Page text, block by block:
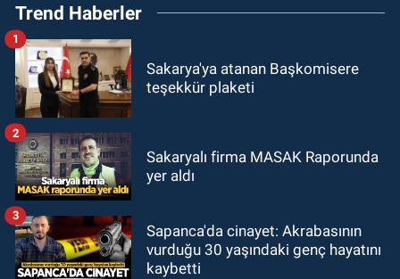
Trend Haberler
Sakarya'ya atanan Başkomisere
teşekkür plaketi
1
Sakaryalı firma MASAK Raporunda
yer aldı
2
Sapanca'da cinayet: Akrabasının
vurduğu 30 yaşındaki genç hayatını
kaybetti
3